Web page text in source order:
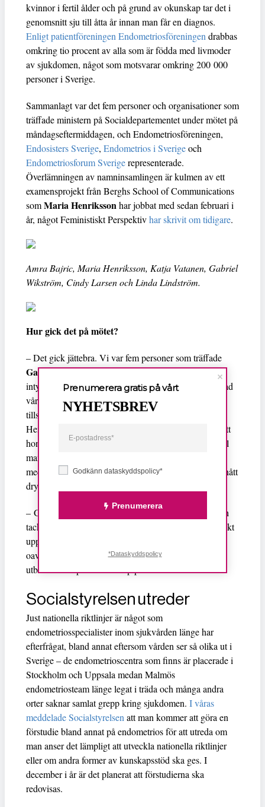
kvinnor i fertil ålder och på grund av okunskap tar det i
genomsnitt sju till åtta år innan man får en diagnos.
Enligt patientföreningen Endometriosföreningen drabbas
omkring tio procent av alla som är födda med livmoder
av sjukdomen, något som motsvarar omkring 200 000
personer i Sverige.
Sammanlagt var det fem personer och organisationer som
träffade ministern på Socialdepartementet under mötet på
måndagseftermiddagen, och Endometriosföreningen,
Endosisters Sverige, Endometrios i Sverigeoch
Endometriosforum Sverigerepresenterade.
Överlämningen av namninsamlingen är kulmen av ett
examensprojekt från Berghs School of Communications
somMaria Henrikssonhar jobbat med sedan februari i
år, något Feministiskt Perspektivhar skrivit om tidigare.
Amra Bajric, Maria Henriksson, Katja Vatanen, Gabriel
Wikström, Cindy Larsen och Linda Lindström.
Hur gick det på mötet?
– Det gick jättebra. Vi var fem personer som träffade
Gabriel Wikströmoch jag överlämnade ett inramat
intyg av insamlingen med siffran 22 450 namn för ökad
vård och kunskap om endometrios, samt krav,
tillsammans med organisationernas namn, säger Maria
Henriksson till Feministiskt Perspektiv och förklarar att
hon också den senaste veckan har genomfört en digital
manifestation med samma budskap på sociala medier
med mycket stor spridning. På kort tid har budskapet nått
drygt 660 000 personer.
– Gabriel Wikström var positiv vid överlämningen och
tackade oss för vårt engagemang och för att vi har väckt
uppmärksamhet kring sjukdomen och han menade att
oavsett nationella riktlinjer krävs det också att man
utbildar och sprider kunskap på den här nivån också.
Socialstyrelsen utreder
Just nationella riktlinjer är något som
endometriosspecialister inom sjukvården länge har
efterfrågat, bland annat eftersom vården ser så olika ut i
Sverige – de endometrioscentra som finns är placerade i
Stockholm och Uppsala medan Malmös
endometriosteam länge legat i träda och många andra
orter saknar samlat grepp kring sjukdomen. I våras
meddelade Socialstyrelsen att man kommer att göra en
förstudie bland annat på endometrios för att utreda om
man anser det lämpligt att utveckla nationella riktlinjer
eller om andra former av kunskapsstöd ska ges. I
december i år är det planerat att förstudierna ska
redovisas.
Godkänn dataskyddspolicy*
Prenumerera
Prenumerera gratis på vårt
NYHETSBREV
*Dataskyddspolicy